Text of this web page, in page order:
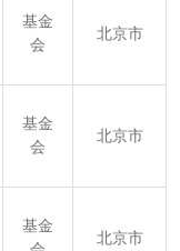
基金
会
北京市
基金
会
北京市
基金
北京市